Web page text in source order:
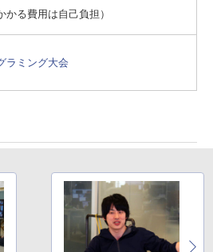
る費用は自己負担）
ラミング大会